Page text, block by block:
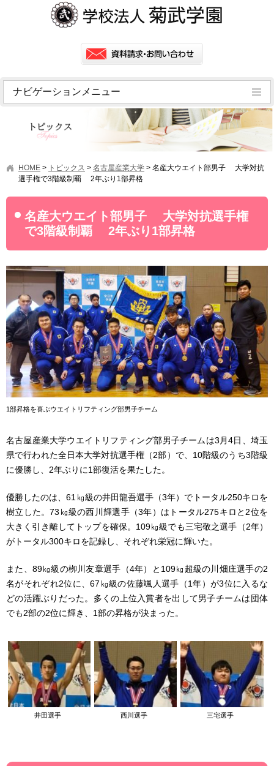
ナビゲーションメニュー
アクセス
情報公開
学園ニュース
オープンキャンパス・行事
HOME > トピックス > 名古屋産業大学 > 名産大ウエイト部男子 大学対抗
選手権で3階級制覇 2年ぶり1部昇格
名産大ウエイト部男子 大学対抗選手権
で3階級制覇 2年ぶり1部昇格
1部昇格を喜ぶウエイトリフティング部男子チーム
名古屋産業大学ウエイトリフティング部男子チームは3月4日、埼玉
県で行われた全日本大学対抗選手権（2部）で、10階級のうち3階級
に優勝し、2年ぶりに1部復活を果たした。
優勝したのは、61㎏級の井田龍吾選手（3年）でトータル250キロを
樹立した。73㎏級の西川輝選手（3年）はトータル275キロと2位を
大きく引き離してトップを確保。109㎏級でも三宅敬之選手（2年）
がトータル300キロを記録し、それぞれ栄冠に輝いた。
また、89㎏級の栁川友章選手（4年）と109㎏超級の川畑庄選手の2
名がそれぞれ2位に、67㎏級の佐藤颯人選手（1年）が3位に入るな
どの活躍ぶりだった。多くの上位入賞者を出して男子チームは団体
でも2部の2位に輝き、1部の昇格が決まった。
井田選手 西川選手 三宅選手